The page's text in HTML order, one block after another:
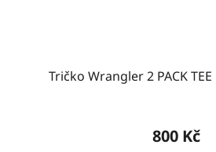
Tričko Wrangler 2 PACK TEE
800 Kč